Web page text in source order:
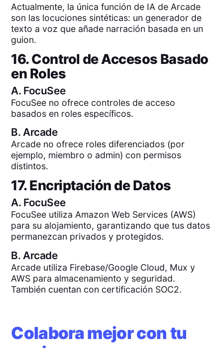
Actualmente, la única función de IA de Arcade
son las locuciones sintéticas: un generador de
texto a voz que añade narración basada en un
guion.
16. Control de Accesos Basado
en Roles
A. FocuSee
FocuSee no ofrece controles de acceso
basados en roles específicos.
B.Arcade
Arcade no ofrece roles diferenciados (por
ejemplo, miembro o admin) con permisos
distintos.
17. Encriptación de Datos
A. FocuSee
FocuSee utiliza Amazon Web Services (AWS)
para su alojamiento, garantizando que tus datos
permanezcan privados y protegidos.
B. Arcade
Arcade utiliza Firebase/Google Cloud, Mux y
AWS para almacenamiento y seguridad.
También cuentan con certificación SOC2.
Colabora mejor con tu